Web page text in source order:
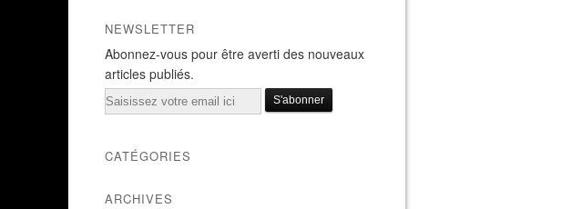
NEWSLETTER
Abonnez-vous pour être averti des nouveaux
articles publiés.
Email
CATÉGORIES
ARCHIVES